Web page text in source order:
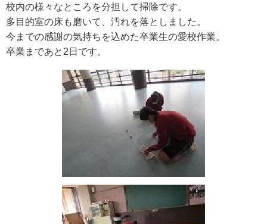
校内の様々なところを分担して掃除です。
多目的室の床も磨いて、汚れを落としました。
今までの感謝の気持ちを込めた卒業生の愛校作業。
卒業まであと2日です。